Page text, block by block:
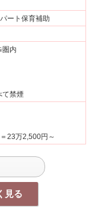
ート保育補助
圏内
て禁煙
23万2,500円～
見る